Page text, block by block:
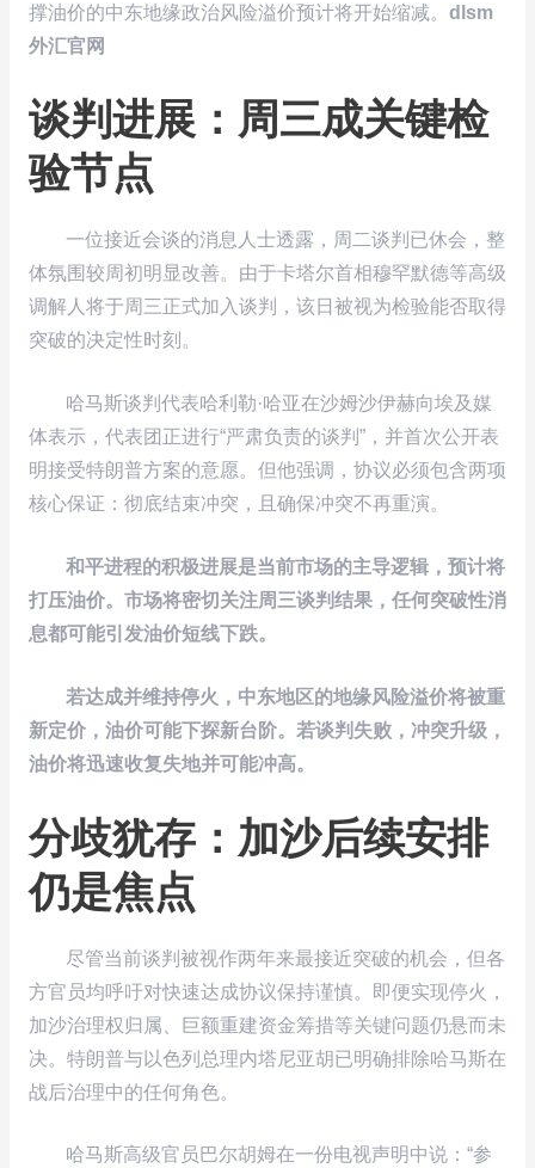
撑油价的中东地缘政治风险溢价预计将开始缩减。 dlsm
外汇官网
谈判进展：周三成关键检
验节点
一位接近会谈的消息人士透露，周二谈判已休会，整
体氛围较周初明显改善。由于卡塔尔首相穆罕默德等高级
调解人将于周三正式加入谈判，该日被视为检验能否取得
突破的决定性时刻。
哈马斯谈判代表哈利勒·哈亚在沙姆沙伊赫向埃及媒
体表示，代表团正进行“严肃负责的谈判”，并首次公开表
明接受特朗普方案的意愿。但他强调，协议必须包含两项
核心保证：彻底结束冲突，且确保冲突不再重演。
和平进程的积极进展是当前市场的主导逻辑，预计将
打压油价。市场将密切关注周三谈判结果，任何突破性消
息都可能引发油价短线下跌。
若达成并维持停火，中东地区的地缘风险溢价将被重
新定价，油价可能下探新台阶。若谈判失败，冲突升级，
油价将迅速收复失地并可能冲高。
分歧犹存：加沙后续安排
仍是焦点
尽管当前谈判被视作两年来最接近突破的机会，但各
方官员均呼吁对快速达成协议保持谨慎。即便实现停火，
加沙治理权归属、巨额重建资金筹措等关键问题仍悬而未
决。特朗普与以色列总理内塔尼亚胡已明确排除哈马斯在
战后治理中的任何角色。
哈马斯高级官员巴尔胡姆在一份电视声明中说：“参